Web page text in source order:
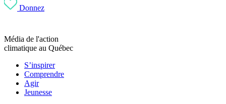
Donnez
Média de l'action
climatique au Québec
S’inspirer
Comprendre
Agir
Jeunesse